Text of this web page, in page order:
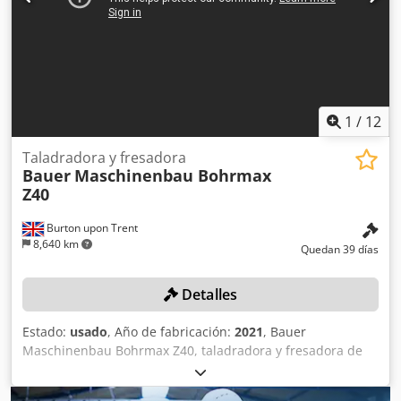
1 / 12
Burton upon Trent
8,640 km
Taladradora y fresadora
Bauer Maschinenbau Bohrmax
Z40
Quedan 39 días
Detalles
Estado: usado, Año de fabricación: 2021, Bauer
Maschinenbau Bohrmax Z40, taladradora y fresadora de
sección, longitud total de la mesa: 4350 mm, 4 secciones
de 1050 mm de longitud, control de programa Penta NC